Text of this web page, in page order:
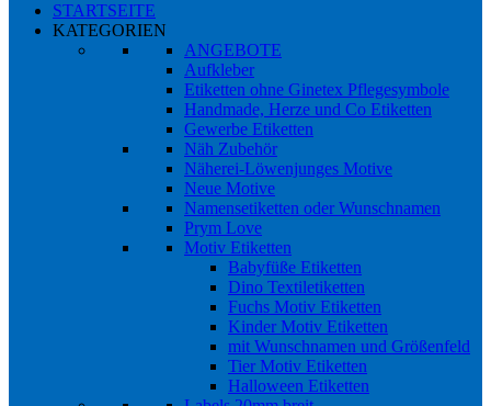
STARTSEITE
KATEGORIEN
ANGEBOTE
Aufkleber
Etiketten ohne Ginetex Pflegesymbole
Handmade, Herze und Co Etiketten
Gewerbe Etiketten
Näh Zubehör
Näherei-Löwenjunges Motive
Neue Motive
Namensetiketten oder Wunschnamen
Prym Love
Motiv Etiketten
Babyfüße Etiketten
Dino Textiletiketten
Fuchs Motiv Etiketten
Kinder Motiv Etiketten
mit Wunschnamen und Größenfeld
Tier Motiv Etiketten
Halloween Etiketten